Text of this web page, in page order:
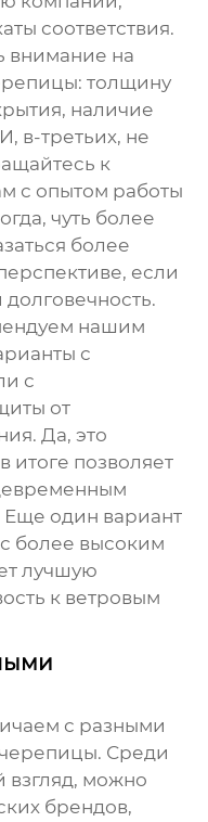
соответствия.
внимание на
толщину
наличие
в-третьих, не
к
с опытом работы
чуть более
более
если
нашим
с
с
от
Да, это
итоге позволяет
один вариант
более высоким
лучшую
к ветровым
с разными
Среди
взгляд, можно
брендов,